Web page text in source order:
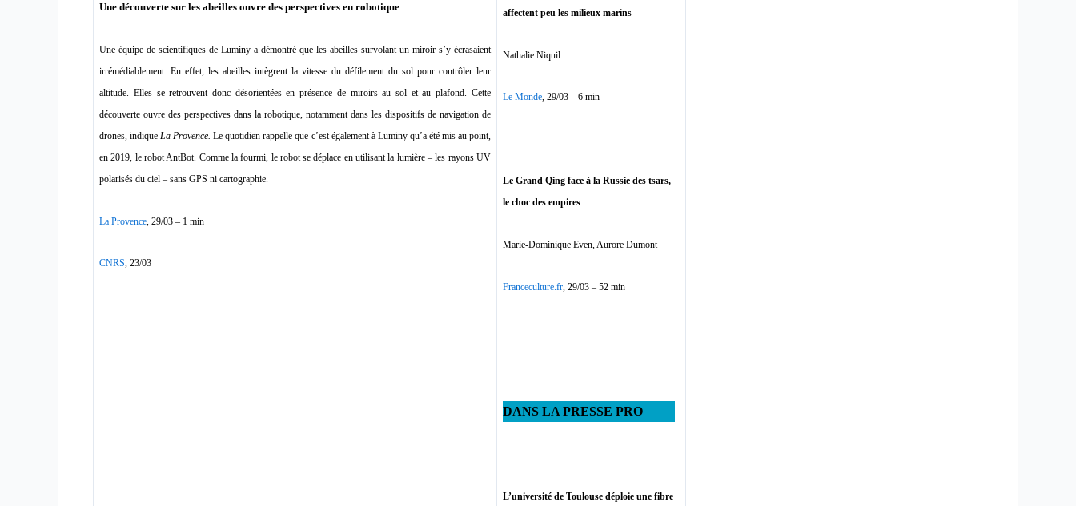
affectent peu les milieux marins
Nathalie Niquil
Le Monde, 29/03 – 6 min
Le Grand Qing face à la Russie des tsars,
le choc des empires
Marie-Dominique Even, Aurore Dumont
Franceculture.fr , 29/03 – 52 min
DANS LA PRESSE PRO
L’université de Toulouse déploie une fibre
Une découverte sur les abeilles ouvre des perspectives en robotique
Une équipe de scientifiques de Luminy a démontré que les abeilles survolant un miroir s’y écrasaient
irrémédiablement. En effet, les abeilles intègrent la vitesse du défilement du sol pour contrôler leur
altitude. Elles se retrouvent donc désorientées en présence de miroirs au sol et au plafond. Cette
découverte ouvre des perspectives dans la robotique, notamment dans les dispositifs de navigation de
drones, indiqueLa Provence.Le quotidien rappelle que c’est également à Luminy qu’a été mis au point,
en 2019, le robot AntBot. Comme la fourmi, le robot se déplace en utilisant la lumière – les rayons UV
polarisés du ciel – sans GPS ni cartographie.
La Provence , 29/03 – 1 min
CNRS, 23/03